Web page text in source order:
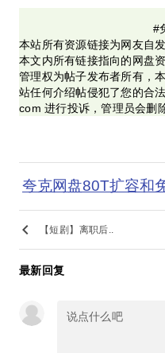
#
本站所有资源链接为网友自
本文内所有链接指向的网盘
管理权为帖子发布者所有，
站任何介绍帖侵犯了您的合
com 进行投诉，管理员会删
夸克网盘80T扩容和
keyboard_arrow_left 【短剧】离职后..
最新回复